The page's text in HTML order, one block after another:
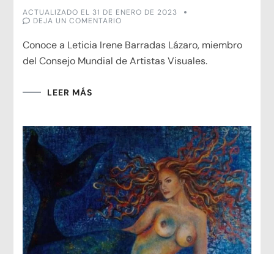
ACTUALIZADO EL 31 DE ENERO DE 2023
DEJA UN COMENTARIO
BARRADAS
Conoce a Leticia Irene Barradas Lázaro, miembro
del Consejo Mundial de Artistas Visuales.
LEER MÁS